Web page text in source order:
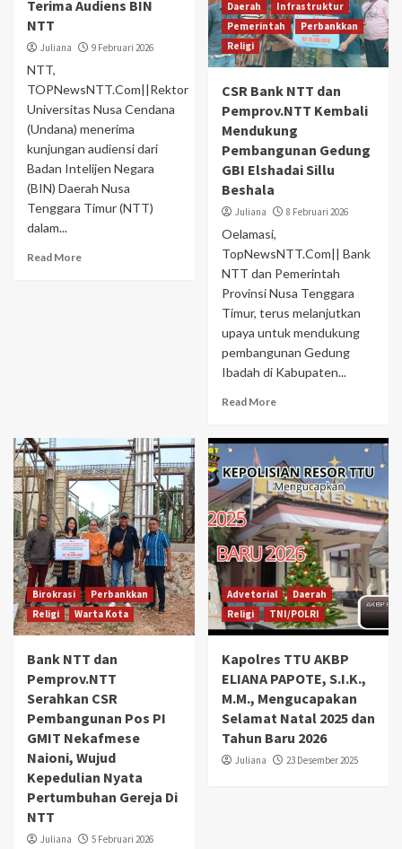
Terima Audiens BIN
NTT
Juliana 9 Februari 2026
NTT,
TOPNewsNTT.Com||Rektor
Universitas Nusa Cendana
(Undana) menerima
kunjungan audiensi dari
Badan Intelijen Negara
(BIN) Daerah Nusa
Tenggara Timur (NTT)
dalam...
Read More
Daerah
Infrastruktur
Pemerintah
Perbankkan
Religi
CSR Bank NTT dan
Pemprov.NTT Kembali
Mendukung
Pembangunan Gedung
GBI Elshadai Sillu
Beshala
Juliana 8 Februari 2026
Oelamasi,
TopNewsNTT.Com|| Bank
NTT dan Pemerintah
Provinsi Nusa Tenggara
Timur, terus melanjutkan
upaya untuk mendukung
pembangunan Gedung
Ibadah di Kabupaten...
Read More
Birokrasi
Perbankkan
Religi
Warta Kota
Bank NTT dan
Pemprov.NTT
Serahkan CSR
Pembangunan Pos PI
GMIT Nekafmese
Naioni, Wujud
Kepedulian Nyata
Pertumbuhan Gereja Di
NTT
Juliana 5 Februari 2026
Advetorial
Daerah
Religi
TNI/POLRI
Kapolres TTU AKBP
ELIANA PAPOTE, S.I.K.,
M.M., Mengucapakan
Selamat Natal 2025 dan
Tahun Baru 2026
Juliana 23 Desember 2025